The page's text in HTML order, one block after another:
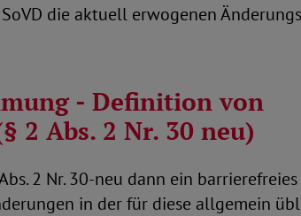
die aktuell erwogenen
- Definition von
2 Abs. 2 Nr. 30 neu)
2 Nr. 30-neu dann ein
in der für diese allgemein